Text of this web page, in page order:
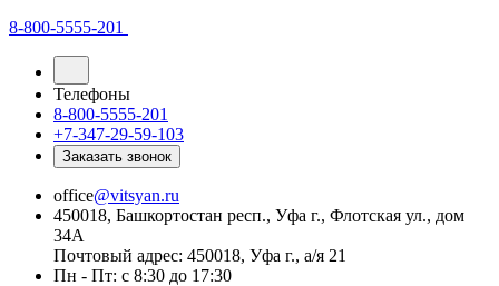
8-800-5555-201
Телефоны
8-800-5555-201
+7-347-29-59-103
Заказать звонок
office@vitsyan.ru
450018, Башкортостан респ., Уфа г., Флотская ул., дом
34А
Почтовый адрес: 450018, Уфа г., а/я 21
Пн - Пт: с 8:30 до 17:30